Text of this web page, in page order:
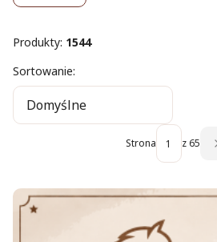
Produkty: 1544
Lista produktów
Sortowanie:
Domyślne
Strona z 65